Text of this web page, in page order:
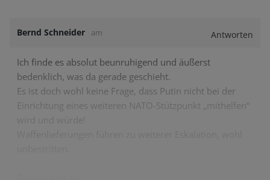
Bernd Schneider am Antworten
Ich finde es absolut beunruhigend und äußerst
bedenklich, was da gerade geschieht.
Es ist doch wohl keine Frage, dass Putin nicht bei der
Einrichtung eines weiteren NATO-Stützpunkt „mithelfen“